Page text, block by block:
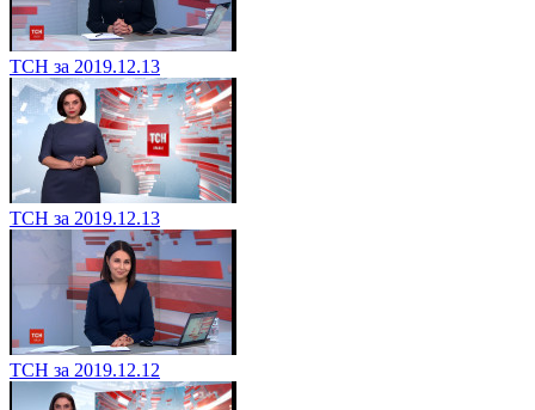
ТСН за 2019.12.13
ТСН за 2019.12.13
ТСН за 2019.12.12